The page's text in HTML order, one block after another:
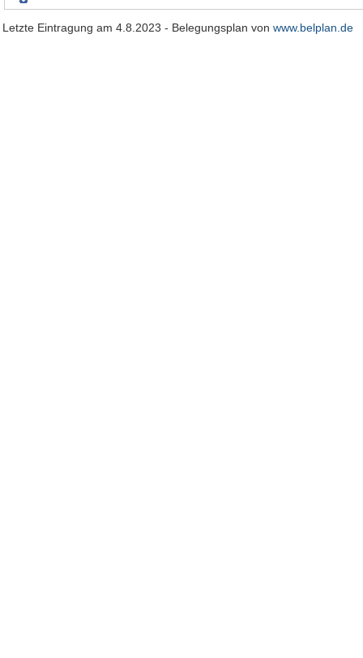
Letzte Eintragung am 4.8.2023 - Belegungsplan von www.belplan.de